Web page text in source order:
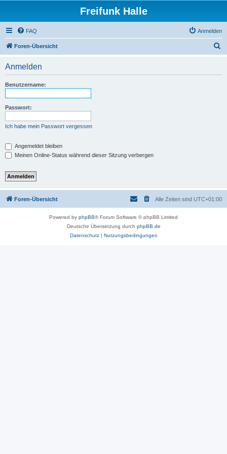
Freifunk Halle
FAQ Anmelden
Foren-Übersicht
Anmelden
Benutzername:
Passwort:
Ich habe mein Passwort vergessen
Angemeldet bleiben
Meinen Online-Status während dieser Sitzung verbergen
Foren-Übersicht Alle Zeiten sind UTC+01:00
Powered by phpBB® Forum Software © phpBB Limited
Deutsche Übersetzung durch phpBB.de
Datenschutz| Nutzungsbedingungen